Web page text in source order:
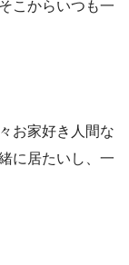
こからいつも一
お家好き人間な
に居たいし、一